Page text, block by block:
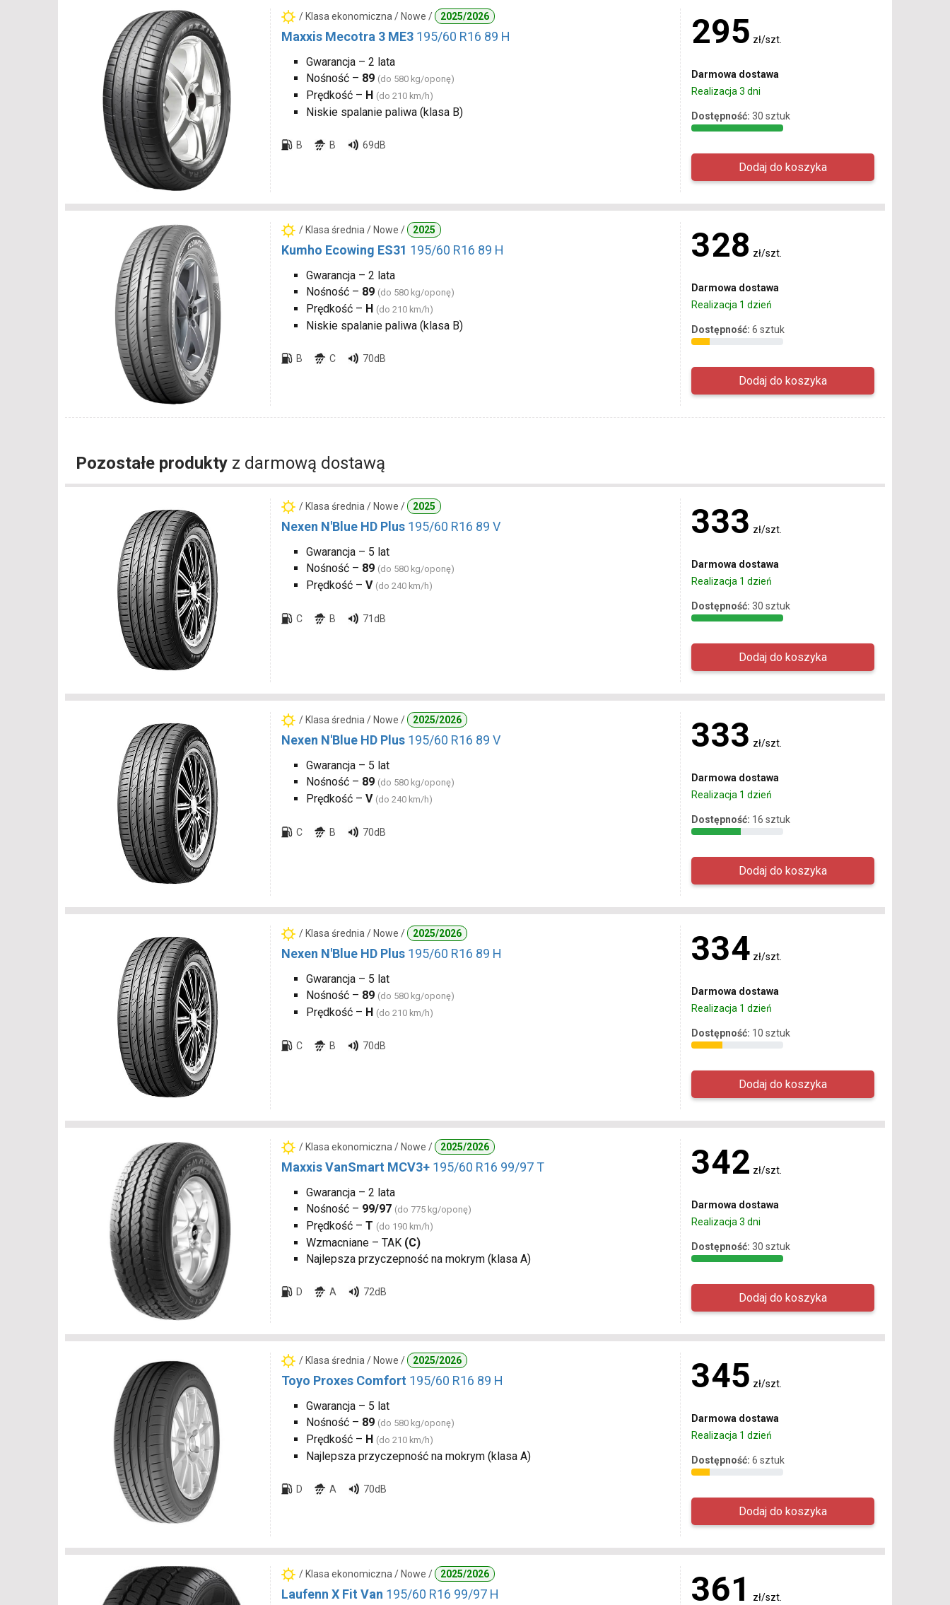
/ Klasa ekonomiczna / Nowe / 2025/2026
Maxxis Mecotra 3 ME3 195/60 R16 89 H
Gwarancja – 2 lata
Nośność – 89 (do 580 kg/oponę)
Prędkość – H (do 210 km/h)
Niskie spalanie paliwa (klasa B)
B B 69dB
295 zł/szt.
Darmowa dostawa
Realizacja 3 dni
Dostępność: 30 sztuk
/ Klasa średnia / Nowe / 2025
Kumho Ecowing ES31 195/60 R16 89 H
Gwarancja – 2 lata
Nośność – 89 (do 580 kg/oponę)
Prędkość – H (do 210 km/h)
Niskie spalanie paliwa (klasa B)
B C 70dB
328 zł/szt.
Darmowa dostawa
Realizacja 1 dzień
Dostępność: 6 sztuk
Pozostałe produkty z darmową dostawą
/ Klasa średnia / Nowe / 2025
Nexen N'Blue HD Plus 195/60 R16 89 V
Gwarancja – 5 lat
Nośność – 89 (do 580 kg/oponę)
Prędkość – V (do 240 km/h)
C B 71dB
333 zł/szt.
Darmowa dostawa
Realizacja 1 dzień
Dostępność: 30 sztuk
/ Klasa średnia / Nowe / 2025/2026
Nexen N'Blue HD Plus 195/60 R16 89 V
Gwarancja – 5 lat
Nośność – 89 (do 580 kg/oponę)
Prędkość – V (do 240 km/h)
C B 70dB
333 zł/szt.
Darmowa dostawa
Realizacja 1 dzień
Dostępność: 16 sztuk
/ Klasa średnia / Nowe / 2025/2026
Nexen N'Blue HD Plus 195/60 R16 89 H
Gwarancja – 5 lat
Nośność – 89 (do 580 kg/oponę)
Prędkość – H (do 210 km/h)
C B 70dB
334 zł/szt.
Darmowa dostawa
Realizacja 1 dzień
Dostępność: 10 sztuk
/ Klasa ekonomiczna / Nowe / 2025/2026
Maxxis VanSmart MCV3+ 195/60 R16 99/97 T
Gwarancja – 2 lata
Nośność – 99/97 (do 775 kg/oponę)
Prędkość – T (do 190 km/h)
Wzmacniane – TAK (C)
Najlepsza przyczepność na mokrym (klasa A)
D A 72dB
342 zł/szt.
Darmowa dostawa
Realizacja 3 dni
Dostępność: 30 sztuk
/ Klasa średnia / Nowe / 2025/2026
Toyo Proxes Comfort 195/60 R16 89 H
Gwarancja – 5 lat
Nośność – 89 (do 580 kg/oponę)
Prędkość – H (do 210 km/h)
Najlepsza przyczepność na mokrym (klasa A)
D A 70dB
345 zł/szt.
Darmowa dostawa
Realizacja 1 dzień
Dostępność: 6 sztuk
/ Klasa ekonomiczna / Nowe / 2025/2026
Laufenn X Fit Van 195/60 R16 99/97 H 361 zł/szt.